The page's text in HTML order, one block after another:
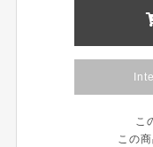
こ
この